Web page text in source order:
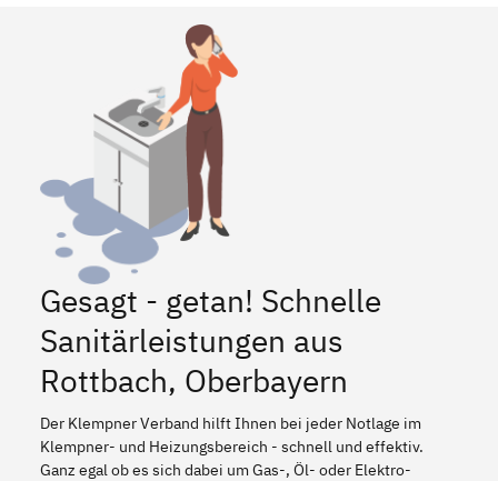
Gesagt - getan! Schnelle
Sanitärleistungen aus
Rottbach, Oberbayern
Der Klempner Verband hilft Ihnen bei jeder Notlage im
Klempner- und Heizungsbereich - schnell und effektiv.
Ganz egal ob es sich dabei um Gas-, Öl- oder Elektro-